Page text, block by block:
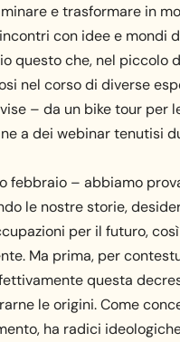
e trasformare in
con idee e mondi
questo che, nel piccolo
nel corso di diverse
– da un bike tour per
a dei webinar tenutisi
febbraio – abbiamo
le nostre storie,
per il futuro,
Ma prima, per
questa
le origini. Come
ha radici